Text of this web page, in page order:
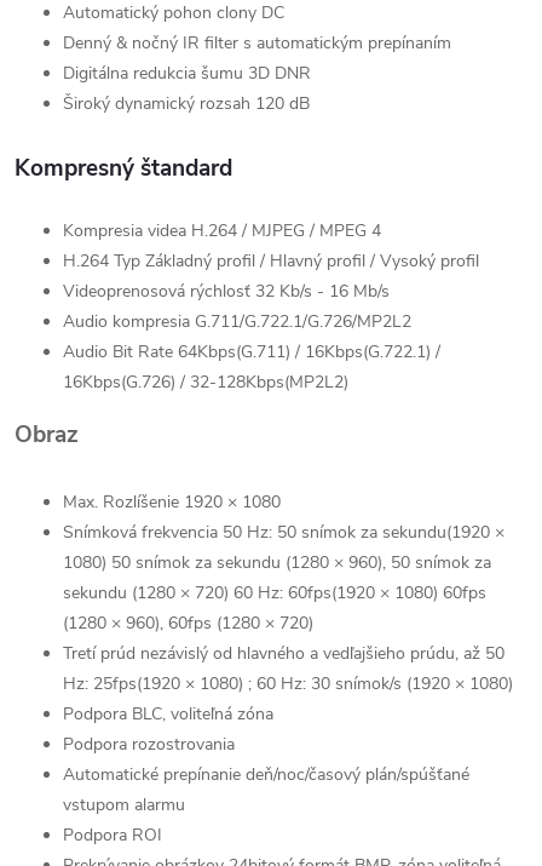
Automatický pohon clony DC
Denný & nočný IR filter s automatickým prepínaním
Digitálna redukcia šumu 3D DNR
Široký dynamický rozsah 120 dB
Kompresný štandard
Kompresia videa H.264 / MJPEG / MPEG 4
H.264 Typ Základný profil / Hlavný profil / Vysoký profil
Videoprenosová rýchlosť 32 Kb/s - 16 Mb/s
Audio kompresia G.711/G.722.1/G.726/MP2L2
Audio Bit Rate 64Kbps(G.711) / 16Kbps(G.722.1) /
16Kbps(G.726) / 32-128Kbps(MP2L2)
Obraz
Max. Rozlíšenie 1920 × 1080
Snímková frekvencia 50 Hz: 50 snímok za sekundu(1920 ×
1080) 50 snímok za sekundu (1280 × 960), 50 snímok za
sekundu (1280 × 720) 60 Hz: 60fps(1920 × 1080) 60fps
(1280 × 960), 60fps (1280 × 720)
Tretí prúd nezávislý od hlavného a vedľajšieho prúdu, až 50
Hz: 25fps(1920 × 1080) ; 60 Hz: 30 snímok/s (1920 × 1080)
Podpora BLC, voliteľná zóna
Podpora rozostrovania
Automatické prepínanie deň/noc/časový plán/spúšťané
vstupom alarmu
Podpora ROI